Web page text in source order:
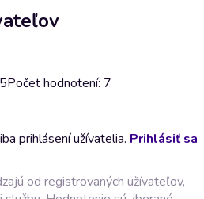
Počet hodnotení: 7
prihlásení užívatelia. Prihlásiť sa
od registrovaných užívateľov,